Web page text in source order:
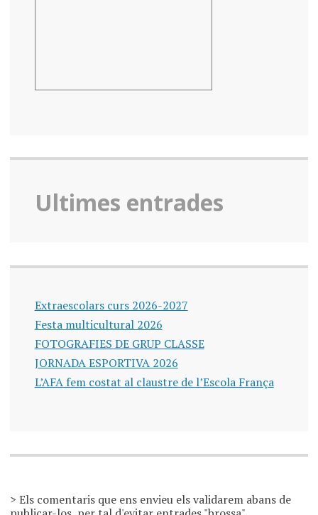
Ultimes entrades
Extraescolars curs 2026-2027
Festa multicultural 2026
FOTOGRAFIES DE GRUP CLASSE
JORNADA ESPORTIVA 2026
L’AFA fem costat al claustre de l’Escola França
> Els comentaris que ens envieu els validarem abans de